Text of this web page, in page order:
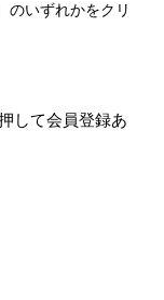
のいずれかをクリ
して会員登録あ